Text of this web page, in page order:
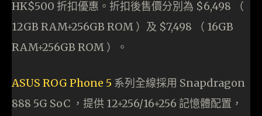
HK$500 折扣優惠。折扣後售價分別為 $6,498 （
12GB RAM+256GB ROM ）及 $7,498 （ 16GB
RAM+256GB ROM ）。
ASUS ROG Phone 5 系列全線採用 Snapdragon
888 5G SoC ，提供 12+256/16+256 記憶體配置，